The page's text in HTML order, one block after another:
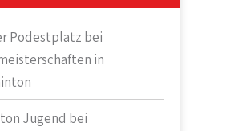
Podestplatz bei
in
Jugend bei